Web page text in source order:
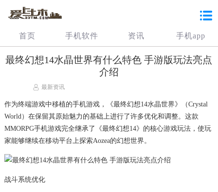
首页 手机软件 资讯 手机app
最终幻想14水晶世界有什么特色 手游版玩法亮点
介绍
最新资讯
作为终端游戏中移植的手机游戏，《最终幻想14水晶世界》（Crystal
World）在保留其原始魅力的基础上进行了许多优化和调整。这款
MMORPG手机游戏完全继承了《最终幻想14》的核心游戏玩法，使玩
家能够继续在移动平台上探索Aozea的幻想世界。
战斗系统优化